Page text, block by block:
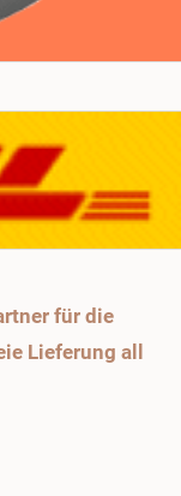
für die
Lieferung all